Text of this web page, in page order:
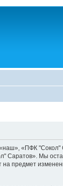
«ПФК "Сокол"
Мы
предмет